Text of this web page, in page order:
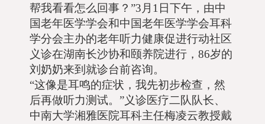
帮我看看怎么回事？”3月1日下午，由中
国老年医学学会和中国老年医学学会耳科
学分会主办的老年听力健康促进行动社区
义诊在湖南长沙协和颐养院进行，86岁的
刘奶奶来到就诊台前咨询。
“这像是耳鸣的症状，我先初步检查，然
后再做听力测试。”义诊医疗二队队长、
中南大学湘雅医院耳科主任梅凌云教授戴